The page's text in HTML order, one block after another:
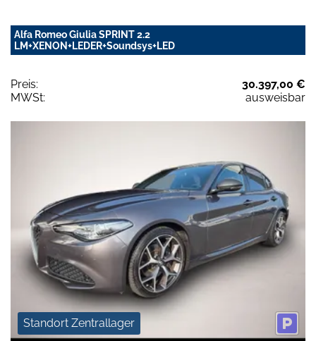
Alfa Romeo Giulia SPRINT 2.2
LM+XENON+LEDER+Soundsys+LED
Preis:
30.397,00 €
MWSt:
ausweisbar
Standort Zentrallager